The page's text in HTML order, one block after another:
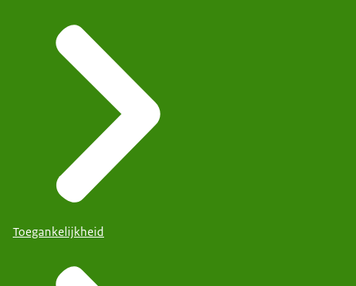
Toegankelijkheid